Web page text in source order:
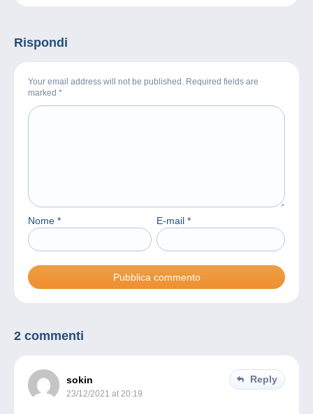
Rispondi
Your email address will not be published. Required fields are
marked *
Nome * E-mail *
2 commenti
sokin
23/12/2021 at 20:19
Reply